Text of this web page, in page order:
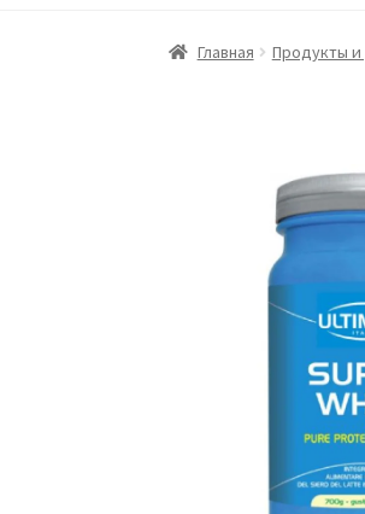
Главная Виды доставки
Главная Продукты и